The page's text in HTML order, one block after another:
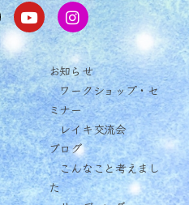
お知らせ
ワークショップ・セ
ミナー
レイキ交流会
ブログ
こんなこと考えまし
た